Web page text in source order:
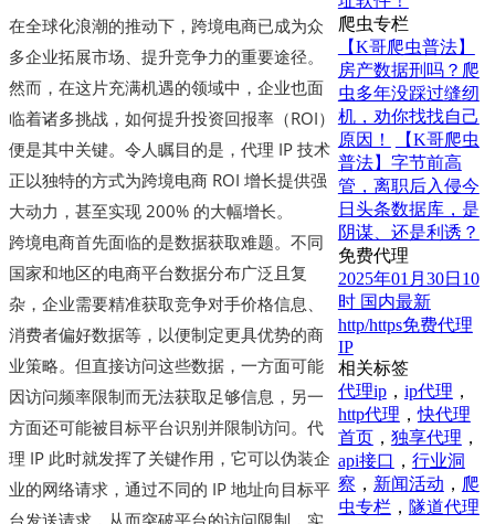
在全球化浪潮的推动下，跨境电商已成为众
多企业拓展市场、提升竞争力的重要途径。
然而，在这片充满机遇的领域中，企业也面
临着诸多挑战，如何提升投资回报率（ROI）
便是其中关键。令人瞩目的是，代理 IP 技术
正以独特的方式为跨境电商 ROI 增长提供强
大动力，甚至实现 200% 的大幅增长。
跨境电商首先面临的是数据获取难题。不同
国家和地区的电商平台数据分布广泛且复
杂，企业需要精准获取竞争对手价格信息、
消费者偏好数据等，以便制定更具优势的商
业策略。但直接访问这些数据，一方面可能
因访问频率限制而无法获取足够信息，另一
方面还可能被目标平台识别并限制访问。代
理 IP 此时就发挥了关键作用，它可以伪装企
业的网络请求，通过不同的 IP 地址向目标平
爬虫专栏
【K哥爬虫普法】
房产数据刑吗？爬
虫多年没踩过缝纫
机，劝你找找自己
原因！
【K哥爬虫
普法】字节前高
管，离职后入侵今
日头条数据库，是
阴谋、还是利诱？
免费代理
2025年01月30日10
时 国内最新
http/https免费代理
IP
相关标签
代理ip， ip代理 ，
http代理 ，快代理
首页， 独享代理 ，
api接口 ， 行业洞
察 ， 新闻活动 ， 爬
虫专栏， 隧道代理